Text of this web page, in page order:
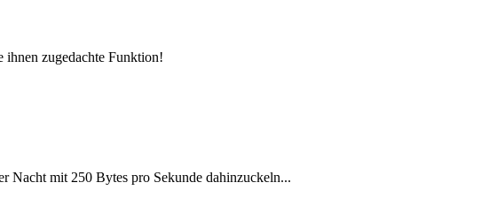
ihnen zugedachte Funktion!
Nacht mit 250 Bytes pro Sekunde dahinzuckeln...